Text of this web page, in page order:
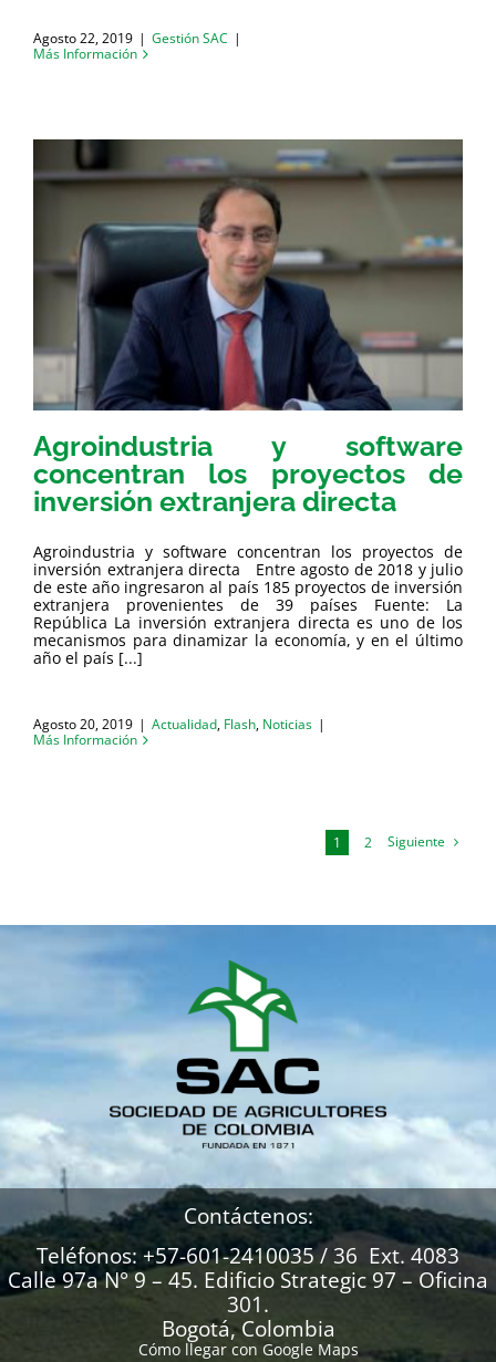
Agosto 22, 2019 | Gestión SAC |
Más Información
Agroindustria y software
concentran los proyectos de
inversión extranjera directa
Agroindustria y software concentran los proyectos de
inversión extranjera directa Entre agosto de 2018 y julio
de este año ingresaron al país 185 proyectos de inversión
extranjera provenientes de 39 países Fuente: La
República La inversión extranjera directa es uno de los
mecanismos para dinamizar la economía, y en el último
año el país [...]
Agosto 20, 2019 | Actualidad, Flash, Noticias |
Más Información
1 2 Siguiente
Contáctenos:
Teléfonos: +57-601-2410035 / 36 Ext. 4083
Calle 97a N° 9 – 45. Edificio Strategic 97 – Oficina
301.
Bogotá, Colombia
Cómo llegar con Google Maps